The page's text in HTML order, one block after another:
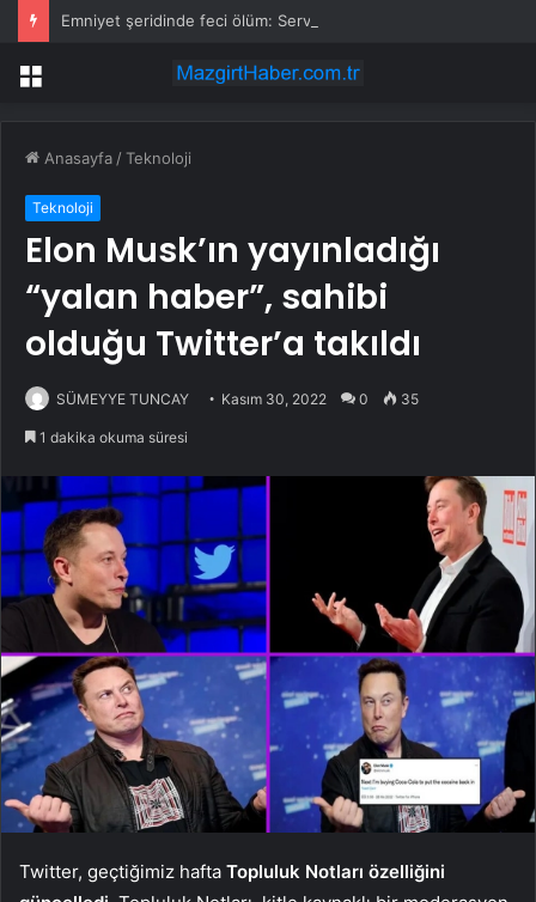
Menü
Anasayfa /Teknoloji
Teknoloji
Elon Musk’ın yayınladığı
“yalan haber”, sahibi
olduğu Twitter’a takıldı
SÜMEYYE TUNCAY Kasım 30, 2022 0 35
1 dakika okuma süresi
Twitter, geçtiğimiz hafta Topluluk Notları özelliğini